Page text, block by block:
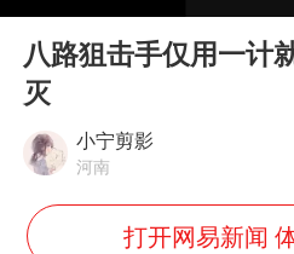
茅台部
Play
八路狙击手仅用一计
灭
小宁剪影
河南
打开网易新闻